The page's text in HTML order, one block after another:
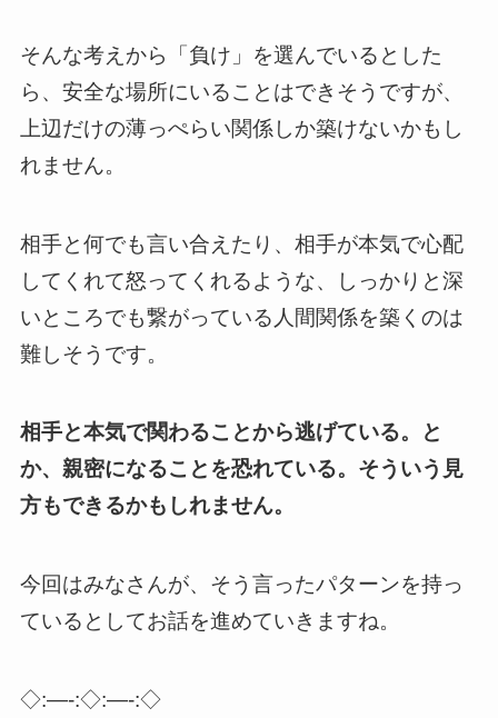
そんな考えから「負け」を選んでいるとした
ら、安全な場所にいることはできそうですが、
上辺だけの薄っぺらい関係しか築けないかもし
れません。
相手と何でも言い合えたり、相手が本気で心配
してくれて怒ってくれるような、しっかりと深
いところでも繋がっている人間関係を築くのは
難しそうです。
相手と本気で関わることから逃げている。と
か、親密になることを恐れている。そういう見
方もできるかもしれません。
今回はみなさんが、そう言ったパターンを持っ
ているとしてお話を進めていきますね。
◇:—-:◇:—-:◇